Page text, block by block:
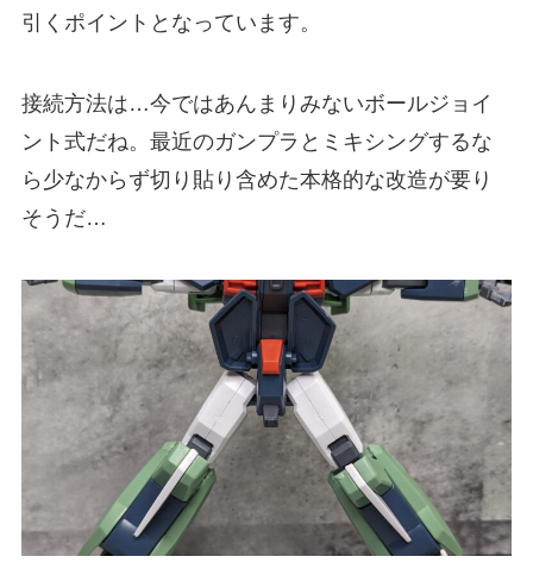
引くポイントとなっています。
接続方法は…今ではあんまりみないボールジョイ
ント式だね。最近のガンプラとミキシングするな
ら少なからず切り貼り含めた本格的な改造が要り
そうだ…